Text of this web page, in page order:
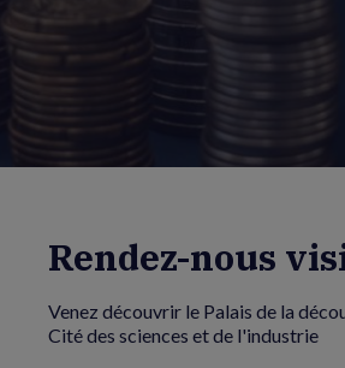
Rendez-nous
Venez découvrir le Palais de la
Cité des sciences et de l'industrie